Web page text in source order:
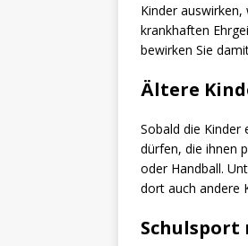
Kinder
krankhaften
bewirken Sie
Ältere
Sobald die Kinder
dürfen, die ihnen
oder Handball.
dort auch andere